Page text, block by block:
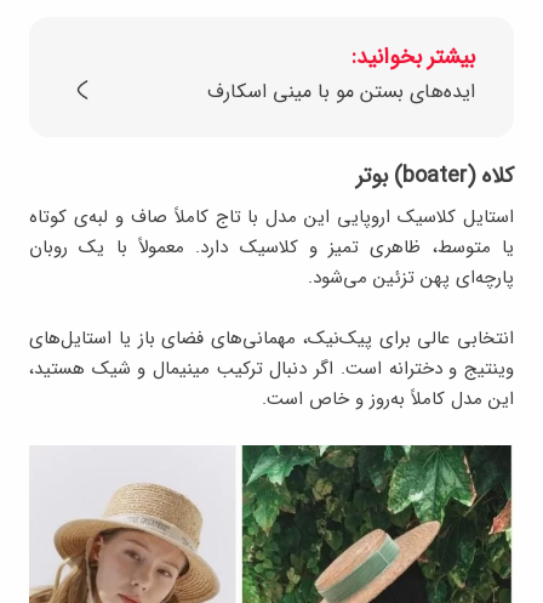
بیشتر بخوانید:
ایده‌های بستن مو با مینی اسکارف
کلاه (boater) بوتر
استایل کلاسیک اروپایی این مدل با تاج کاملاً صاف و لبه‌ی کوتاه
یا متوسط، ظاهری تمیز و کلاسیک دارد. معمولاً با یک روبان
پارچه‌ای پهن تزئین می‌شود.
انتخابی عالی برای پیک‌نیک، مهمانی‌های فضای باز یا استایل‌های
وینتیج و دخترانه است. اگر دنبال ترکیب مینیمال و شیک هستید،
این مدل کاملاً به‌روز و خاص است.